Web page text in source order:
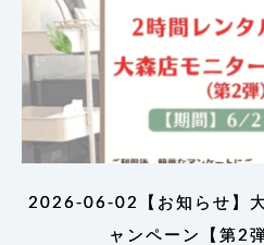
2026-06-02【お知らせ】
ャンペーン【第2